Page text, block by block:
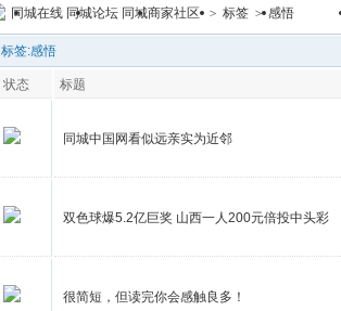
首页 论坛 门户 黄页 商学院
同城在线 同城论坛 同城商家社区 > 标签 > 感悟
标签:感悟
状态 标题
同城中国网看似远亲实为近邻
双色球爆5.2亿巨奖 山西一人200元倍投中头彩
很简短，但读完你会感触良多！